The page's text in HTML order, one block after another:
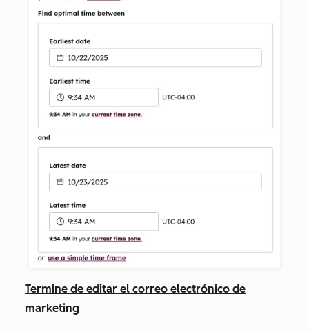
Termine de editar el correo electrónico de
marketing